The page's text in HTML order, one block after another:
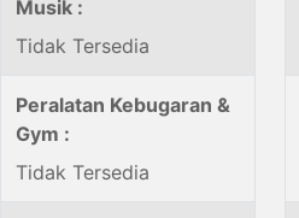
Musik :
Tidak Tersedia
Peralatan Kebugaran &
Gym :
Tidak Tersedia